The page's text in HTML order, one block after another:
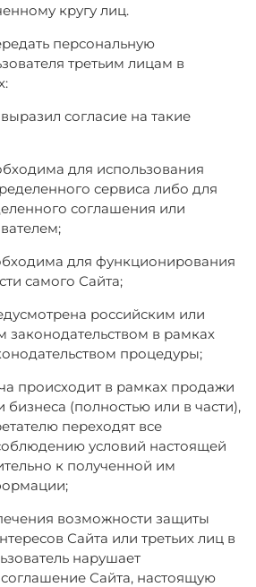
кругу лиц.
персональную
третьим лицам в
выразил согласие на такие
для использования
сервиса либо для
соглашения или
для функционирования
самого Сайта;
российским или
в рамках
процедуры;
происходит в рамках продажи
(полностью или в части),
переходят все
условий настоящей
к полученной им
возможности защиты
Сайта или третьих лиц в
нарушает
Сайта, настоящую